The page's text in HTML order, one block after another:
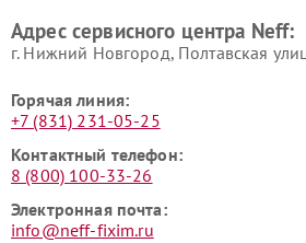
Адрес сервисного центра Neff:
г. Нижний Новгород, Полтавская
Горячая линия:
+7 (831) 231-05-25
Контактный телефон:
8 (800) 100-33-26
Электронная почта:
info@neff-fixim.ru